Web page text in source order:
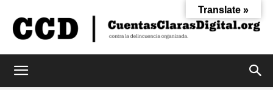
Translate »